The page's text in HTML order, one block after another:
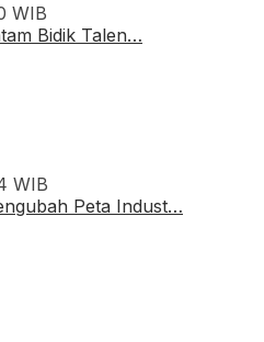
WIB
Bidik Talen…
WIB
Peta Indust…